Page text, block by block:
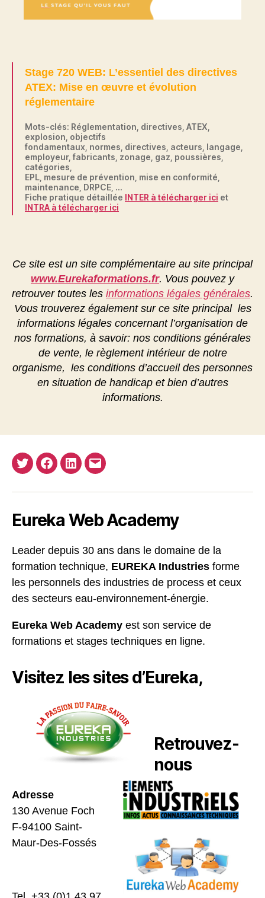
Stage 720 WEB: L’essentiel des directives
ATEX: Mise en œuvre et évolution
réglementaire
Mots-clés: Réglementation, directives, ATEX,
explosion, objectifs
fondamentaux, normes, directives, acteurs, langage,
employeur, fabricants, zonage, gaz, poussières,
catégories,
EPL, mesure de prévention, mise en conformité,
maintenance, DRPCE, …
Fiche pratique détaillée INTER à télécharger ici et
INTRA à télécharger ici
Ce site est un site complémentaire au site principal
www.Eurekaformations.fr. Vous pouvez y
retrouver toutes les informations légales générales.
Vous trouverez également sur ce site principal les
informations légales concernant l’organisation de
nos formations, à savoir: nos conditions générales
de vente, le règlement intérieur de notre
organisme, les conditions d’accueil des personnes
en situation de handicap et bien d’autres
informations.
TwitterFacebook
Linkedin
E-
Eureka Web Academy
Leader depuis 30 ans dans le domaine de la
formation technique, EUREKA Industries forme
les personnels des industries de process et ceux
des secteurs eau-environnement-énergie.
Eureka Web Academy est son service de
formations et stages techniques en ligne.
Visitez les sites d’Eureka,
Retrouvez-
nous
Adresse
130 Avenue Foch
F-94100 Saint-
Maur-Des-Fossés